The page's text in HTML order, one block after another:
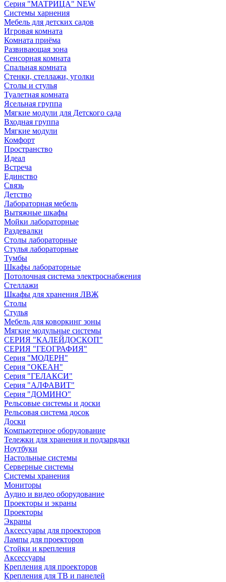
Серия "МАТРИЦА" NEW
Системы харнения
Мебель для детских садов
Игровая комната
Комната приёма
Развивающая зона
Сенсорная комната
Спальная комната
Стенки, стеллажи, уголки
Столы и стулья
Туалетная комната
Ясельная группа
Мягкие модули для Детского сада
Входная группа
Мягкие модули
Комфорт
Пространство
Идеал
Встреча
Единство
Связь
Детство
Лабораторная мебель
Вытяжные шкафы
Мойки лабораторные
Раздевалки
Столы лабораторные
Стулья лабораторные
Тумбы
Шкафы лабораторные
Потолочная система электроснабжения
Стеллажи
Шкафы для хранения ЛВЖ
Столы
Стулья
Мебель для коворкинг зоны
Мягкие модульные системы
СЕРИЯ "КАЛЕЙДОСКОП"
СЕРИЯ "ГЕОГРАФИЯ"
Серия "МОДЕРН"
Серия "ОКЕАН"
Серия "ГЕЛАКСИ"
Серия "АЛФАВИТ"
Серия "ДОМИНО"
Рельсовые системы и доски
Рельсовая система досок
Доски
Компьютерное оборудование
Тележки для хранения и подзарядки
Ноутбуки
Настольные системы
Серверные системы
Системы хранения
Мониторы
Аудио и видео оборудование
Проекторы и экраны
Проекторы
Экраны
Аксессуары для проекторов
Лампы для проекторов
Стойки и крепления
Аксессуары
Крепления для проекторов
Крепления для ТВ и панелей